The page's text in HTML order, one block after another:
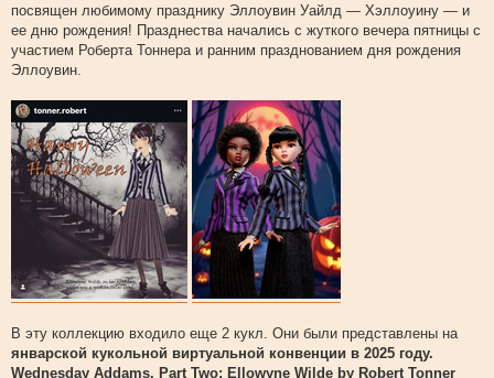
посвящен любимому празднику Эллоувин Уайлд — Хэллоуину — и
ее дню рождения! Празднества начались с жуткого вечера пятницы с
участием Роберта Тоннера и ранним празднованием дня рождения
Эллоувин.
В эту коллекцию входило еще 2 кукл. Они были представлены на
январской кукольной виртуальной конвенции в 2025 году.
Wednesday Addams, Part Two: Ellowyne Wilde by Robert Tonner